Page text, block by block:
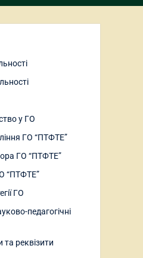
у ГО
ГО “ПТФТЕ”
ГО “ПТФТЕ”
“ПТФТЕ”
ГО
педагогічні
реквізити